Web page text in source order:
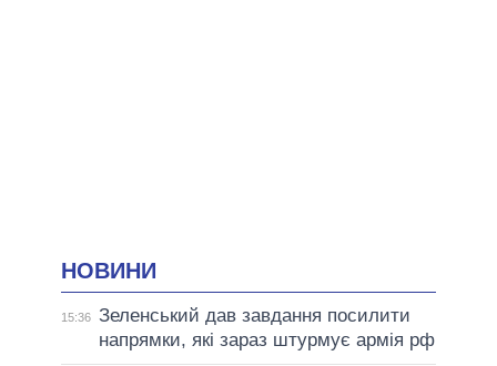
НОВИНИ
15:36 Зеленський дав завдання посилити
напрямки, які зараз штурмує армія рф